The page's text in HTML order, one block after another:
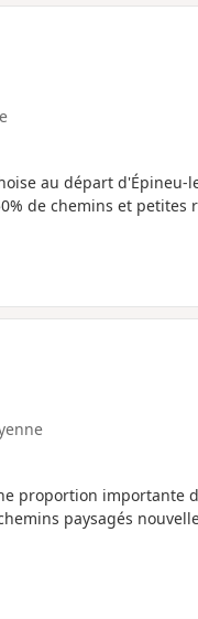
au départ d'Épineu-
de chemins et petites
proportion importante
paysagés